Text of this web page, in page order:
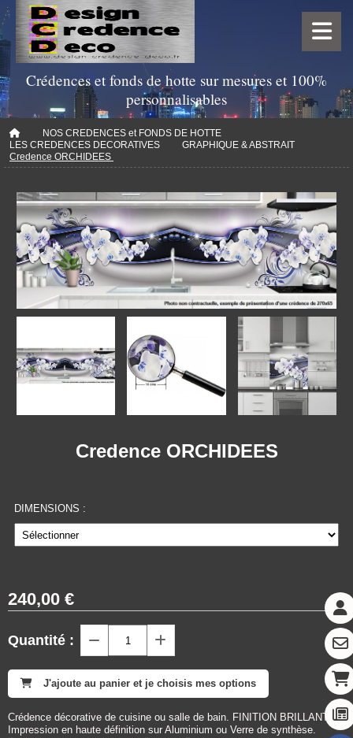
Crédences et fonds de hotte sur mesures et 100%
personnalisables
NOS CREDENCES et FONDS DE HOTTE
LES CREDENCES DECORATIVES
GRAPHIQUE & ABSTRAIT
Credence ORCHIDEES
Credence ORCHIDEES
DIMENSIONS :
240,00 €
Quantité :
J'ajoute au panier et je choisis mes options
Crédence décorative de cuisine ou salle de bain. FINITION BRILLANTE.
Impression en haute définition sur Aluminium ou Verre de synthèse.